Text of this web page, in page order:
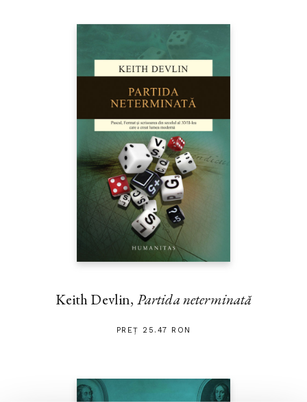
Keith Devlin, Partida neterminată
PREȚ 25.47 RON